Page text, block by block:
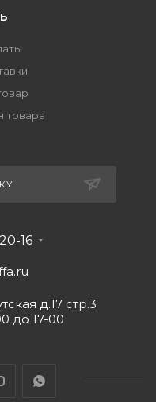
товара
16
д.17 стр.3
до 17-00